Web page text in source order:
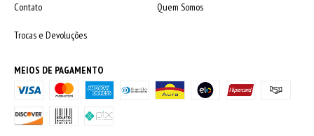
Contato
Quem Somos
Trocas e Devoluções
MEIOS DE PAGAMENTO